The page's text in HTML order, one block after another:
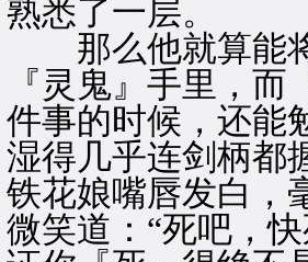
熟悉了一层。
那么他就算能将
『灵鬼』手里，
件事的时候，还能
湿得几乎连剑柄都
铁花娘嘴唇发白，
微笑道：“死吧，